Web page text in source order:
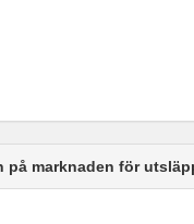
på marknaden för